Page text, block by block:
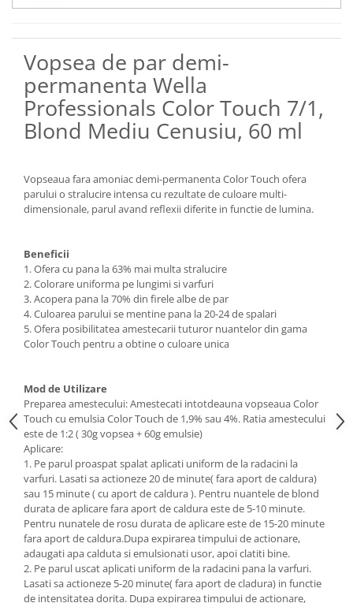
Vopsea de par demi-
permanenta Wella
Professionals Color Touch 7/1,
Blond Mediu Cenusiu, 60 ml
Vopseaua fara amoniac demi-permanenta Color Touch ofera
parului o stralucire intensa cu rezultate de culoare multi-
dimensionale, parul avand reflexii diferite in functie de lumina.
Beneficii
1. Ofera cu pana la 63% mai multa stralucire
2. Colorare uniforma pe lungimi si varfuri
3. Acopera pana la 70% din firele albe de par
4. Culoarea parului se mentine pana la 20-24 de spalari
5. Ofera posibilitatea amestecarii tuturor nuantelor din gama
Color Touch pentru a obtine o culoare unica
Mod de Utilizare
Preparea amestecului: Amestecati intotdeauna vopseaua Color
Touch cu emulsia Color Touch de 1,9% sau 4%. Ratia amestecului
este de 1:2 ( 30g vopsea + 60g emulsie)
Aplicare:
1. Pe parul proaspat spalat aplicati uniform de la radacini la
varfuri. Lasati sa actioneze 20 de minute( fara aport de caldura)
sau 15 minute ( cu aport de caldura ). Pentru nuantele de blond
durata de aplicare fara aport de caldura este de 5-10 minute.
Pentru nunatele de rosu durata de aplicare este de 15-20 minute
fara aport de caldura.Dupa expirarea timpului de actionare,
adaugati apa calduta si emulsionati usor, apoi clatiti bine.
2. Pe parul uscat aplicati uniform de la radacini pana la varfuri.
Lasati sa actioneze 5-20 minute( fara aport de cladura) in functie
de intensitatea dorita. Dupa expirarea timpului de actionare,